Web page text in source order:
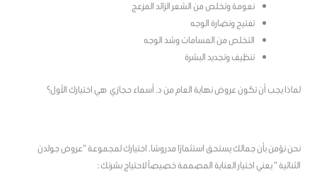
نعومة وتخلص من الشعر الزائد المزعج
تفتيح ونضارة الوجه
التخلص من المسامات وشد الوجه
تنظيف وتجديد البشرة
لماذا يجب أن تكون عروض نهاية العام من د. أسماء حجازي هي اختيارك الأول؟
نحن نؤمن بأن جمالك يستحق استثمارًا مدروسًا. اختيارك لمجموعة “عروض جولدن
الثنائية ” يعني اختيار العناية المصممة خصيصاً لاحتياج بشرتك :